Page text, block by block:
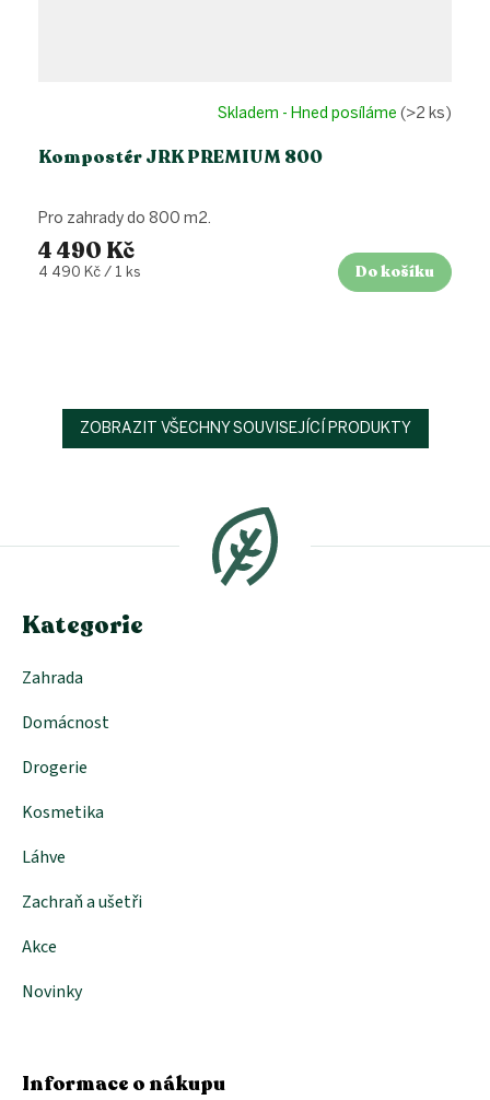
Kompostér JRK PREMIUM 800
Skladem - Hned posíláme (>2 ks)
4 490 Kč
Měrná
4 490 Kč / 1 ks Do košíku
Pro zahrady do 800 m2.
ZOBRAZIT VŠECHNY SOUVISEJÍCÍ PRODUKTY
a
Kategorie
Zahrada
Domácnost
Drogerie
Kosmetika
Láhve
Zachraň a ušetři
Akce
Novinky
Informace o nákupu